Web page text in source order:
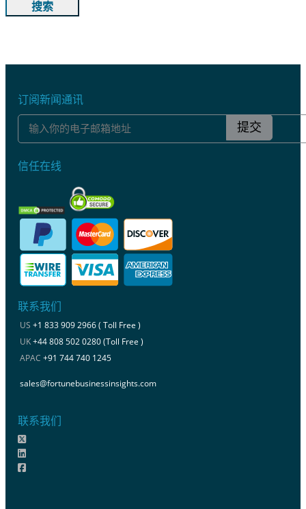
搜索
订阅新闻通讯
提交
信任在线
联系我们
US +1 833 909 2966 ( Toll Free )
UK+44 808 502 0280 (Toll Free )
APAC +91 744 740 1245
sales@fortunebusinessinsights.com
联系我们